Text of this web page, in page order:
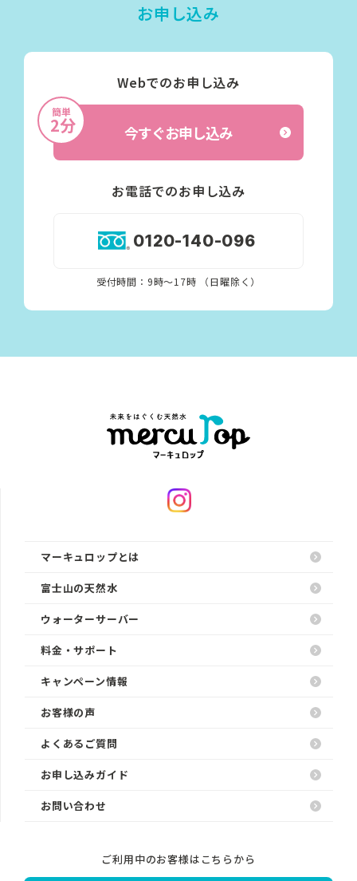
お申し込み
Webでのお申し込み
簡単
2分 今すぐお申し込み
お電話でのお申し込み
0120-140-096
受付時間：9時〜17時 （日曜除く）
マーキュロップとは
富士山の天然水
ウォーターサーバー
料金・サポート
キャンペーン情報
お客様の声
よくあるご質問
お申し込みガイド
お問い合わせ
ご利用中のお客様はこちらから